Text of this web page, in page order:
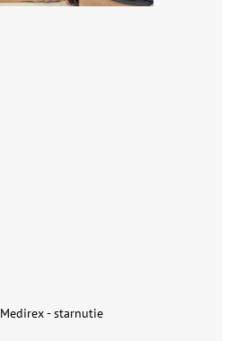
Medirex - starnutie